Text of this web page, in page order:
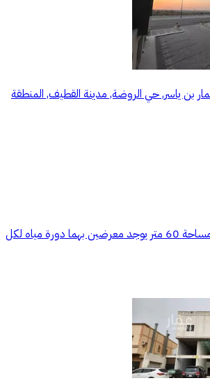
بن ياسر, حي الروضة, مدينة القطيف, المنطقة
معارض جديدة للإيجار مساحة 60 متر يوجد معرضين بهما دورة مياه لكل